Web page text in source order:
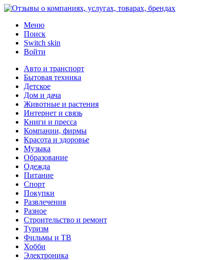
Меню
Поиск
Switch skin
Войти
Авто и транспорт
Бытовая техника
Детское
Дом и дача
Животные и растения
Интернет и связь
Книги и пресса
Компании, фирмы
Красота и здоровье
Музыка
Образование
Одежда
Питание
Спорт
Покупки
Развлечения
Разное
Строительство и ремонт
Туризм
Фильмы и ТВ
Хобби
Электроника